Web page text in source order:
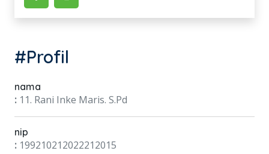
#Profil
nama
: 11. Rani Inke Maris. S.Pd
nip
: 199210212022212015